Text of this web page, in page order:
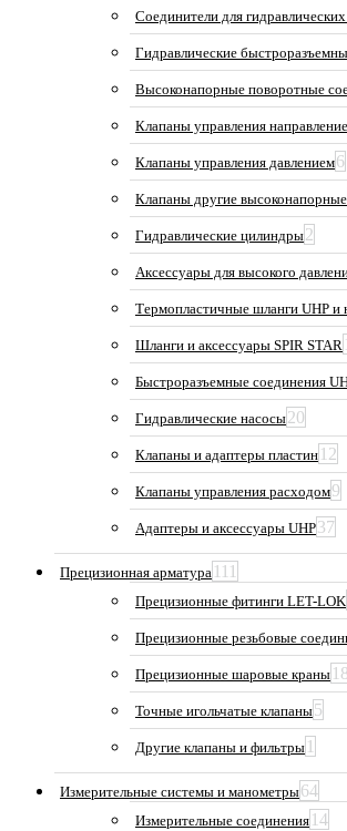
Соединители для
Гидравлические
Высоконапорные поворотные
Клапаны управления
Клапаны управления давлением6
Клапаны другие высоконапорные
Гидравлические цилиндры2
Аксессуары для высокого
Термопластичные шланги UHP и
Шланги и аксессуары SPIR STAR
Быстроразъемные соединения
Гидравлические насосы20
Клапаны и адаптеры пластин 12
Клапаны управления расходом9
Адаптеры и аксессуары UHP37
Прецизионная арматура 111
Прецизионные фитинги LET-LOK
Прецизионные резьбовые
Прецизионные шаровые краны 18
Точные игольчатые клапаны5
Другие клапаны и фильтры 1
Измерительные системы и манометры64
Измерительные соединения 14